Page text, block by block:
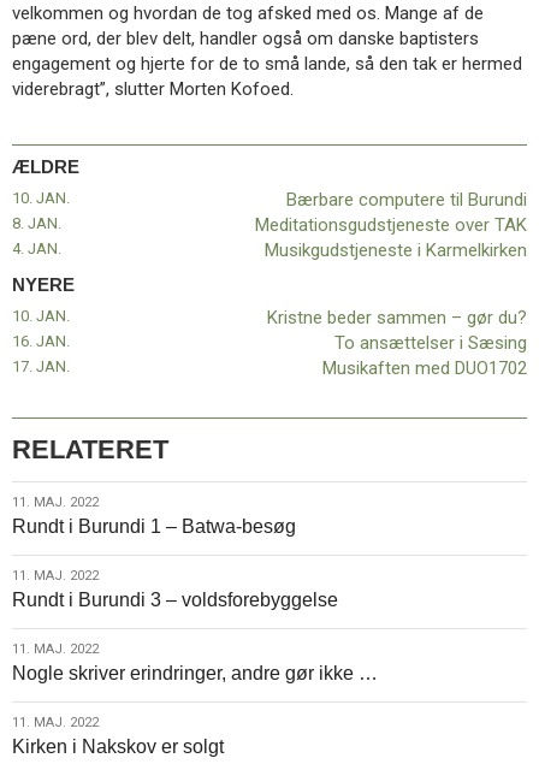
Næste
indlæg:
Kristne
sammen
gør
du?
Forrige
Bærbare
computere
Burundi
velkommen og hvordan de tog afsked med os. Mange af de
pæne ord, der blev delt, handler også om danske baptisters
engagement og hjerte for de to små lande, så den tak er hermed
viderebragt”, slutter Morten Kofoed.
ÆLDRE
10. JAN. Bærbare computere til Burundi
8. JAN. Meditationsgudstjeneste over TAK
4. JAN. Musikgudstjeneste i Karmelkirken
NYERE
Kristne beder sammen – gør du?
10. JAN.
To ansættelser i Sæsing
16. JAN.
Musikaften med DUO1702
17. JAN.
RELATERET
11.
maj.
2022
11. MAJ. 2022
Rundt i Burundi 1 – Batwa-besøg
11.
maj.
2022
11. MAJ. 2022
Rundt i Burundi 3 – voldsforebyggelse
11.
maj.
2022
11. MAJ. 2022
Nogle skriver erindringer, andre gør ikke …
11.
maj.
11. MAJ. 2022
Kirken i Nakskov er solgt